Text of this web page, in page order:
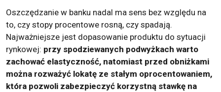
Oszczędzanie w banku nadal ma sens bez względu na
to, czy stopy procentowe rosną, czy spadają.
Najważniejsze jest dopasowanie produktu do sytuacji
rynkowej: przy spodziewanych podwyżkach warto
zachować elastyczność, natomiast przed obniżkami
można rozważyć lokatę ze stałym oprocentowaniem,
która pozwoli zabezpieczyć korzystną stawkę na